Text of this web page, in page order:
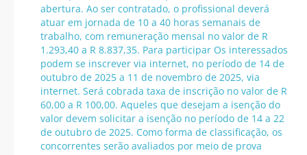
abertura. Ao ser contratado, o profissional deverá
atuar em jornada de 10 a 40 horas semanais de
trabalho, com remuneração mensal no valor de R
1.293,40 a R 8.837,35. Para participar Os interessados
podem se inscrever via internet, no período de 14 de
outubro de 2025 a 11 de novembro de 2025, via
internet. Será cobrada taxa de inscrição no valor de R
60,00 a R 100,00. Aqueles que desejam a isenção do
valor devem solicitar a isenção no período de 14 a 22
de outubro de 2025. Como forma de classificação, os
concorrentes serão avaliados por meio de prova